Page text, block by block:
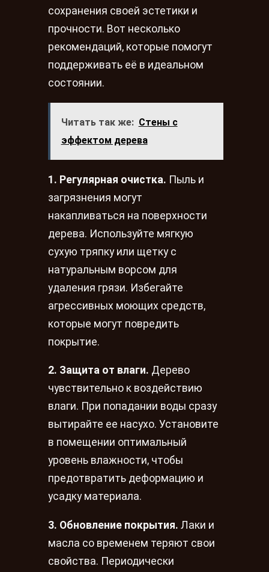
сохранения своей эстетики и
прочности. Вот несколько
рекомендаций, которые помогут
поддерживать её в идеальном
состоянии.
Читать так же: Стены с
эффектом дерева
1. Регулярная очистка. Пыль и
загрязнения могут
накапливаться на поверхности
дерева. Используйте мягкую
сухую тряпку или щетку с
натуральным ворсом для
удаления грязи. Избегайте
агрессивных моющих средств,
которые могут повредить
покрытие.
2. Защита от влаги. Дерево
чувствительно к воздействию
влаги. При попадании воды сразу
вытирайте ее насухо. Установите
в помещении оптимальный
уровень влажности, чтобы
предотвратить деформацию и
усадку материала.
3. Обновление покрытия. Лаки и
масла со временем теряют свои
свойства. Периодически